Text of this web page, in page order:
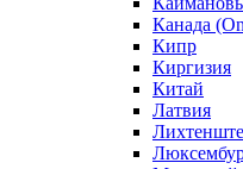
Канада
Кипр
Киргизия
Китай
Латвия